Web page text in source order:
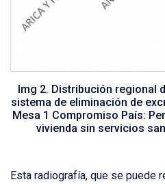
Img 2. Distribución regional
sistema de eliminación de
Mesa 1 Compromiso País:
vivienda sin servicios
Esta radiografía, que se puede